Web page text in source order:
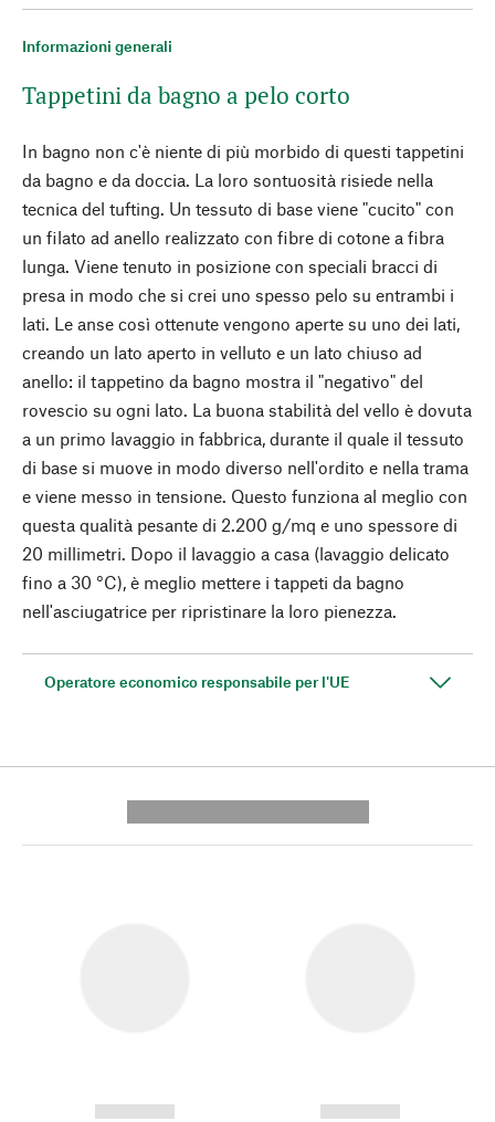
Informazioni generali
Tappetini da bagno a pelo corto
In bagno non c'è niente di più morbido di questi tappetini
da bagno e da doccia. La loro sontuosità risiede nella
tecnica del tufting. Un tessuto di base viene "cucito" con
un filato ad anello realizzato con fibre di cotone a fibra
lunga. Viene tenuto in posizione con speciali bracci di
presa in modo che si crei uno spesso pelo su entrambi i
lati. Le anse così ottenute vengono aperte su uno dei lati,
creando un lato aperto in velluto e un lato chiuso ad
anello: il tappetino da bagno mostra il "negativo" del
rovescio su ogni lato. La buona stabilità del vello è dovuta
a un primo lavaggio in fabbrica, durante il quale il tessuto
di base si muove in modo diverso nell'ordito e nella trama
e viene messo in tensione. Questo funziona al meglio con
questa qualità pesante di 2.200 g/mq e uno spessore di
20 millimetri. Dopo il lavaggio a casa (lavaggio delicato
fino a 30 °C), è meglio mettere i tappeti da bagno
nell'asciugatrice per ripristinare la loro pienezza.
Operatore economico responsabile per l'UE
------------
------------